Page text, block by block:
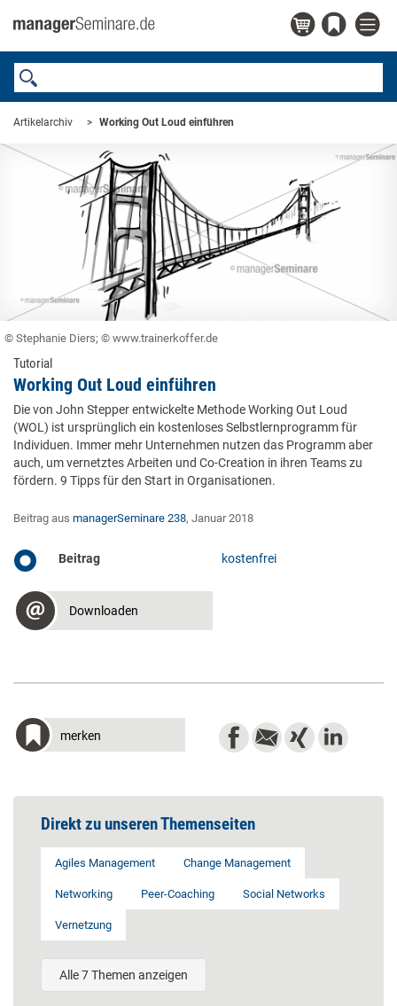
Artikelarchiv Working Out Loud einführen
© Stephanie Diers; © www.trainerkoffer.de
Tutorial
Working Out Loud einführen
Die von John Stepper entwickelte Methode Working Out Loud
(WOL) ist ursprünglich ein kostenloses Selbstlernprogramm für
Individuen. Immer mehr Unternehmen nutzen das Programm aber
auch, um vernetztes Arbeiten und Co-Creation in ihren Teams zu
fördern. 9 Tipps für den Start in Organisationen.
Beitrag aus managerSeminare 238, Januar 2018
Beitrag kostenfrei
Downloaden
merken
Direkt zu unseren Themenseiten
Agiles Management Change Management
Networking Peer-Coaching Social Networks
Vernetzung
Alle 7 Themen anzeigen